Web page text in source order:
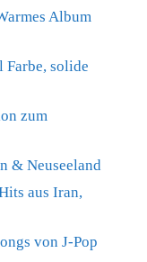
Album
Farbe, solide
zum
& Neuseeland
aus Iran,
von J-Pop